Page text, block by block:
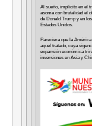
Al sueño, implícito en el
asoma con brutalidad el
de Donald Trump y en
Estados Unidos.
Pareciera que la
aquel tratado, cuya
expansión económica
inversiones en Asia y